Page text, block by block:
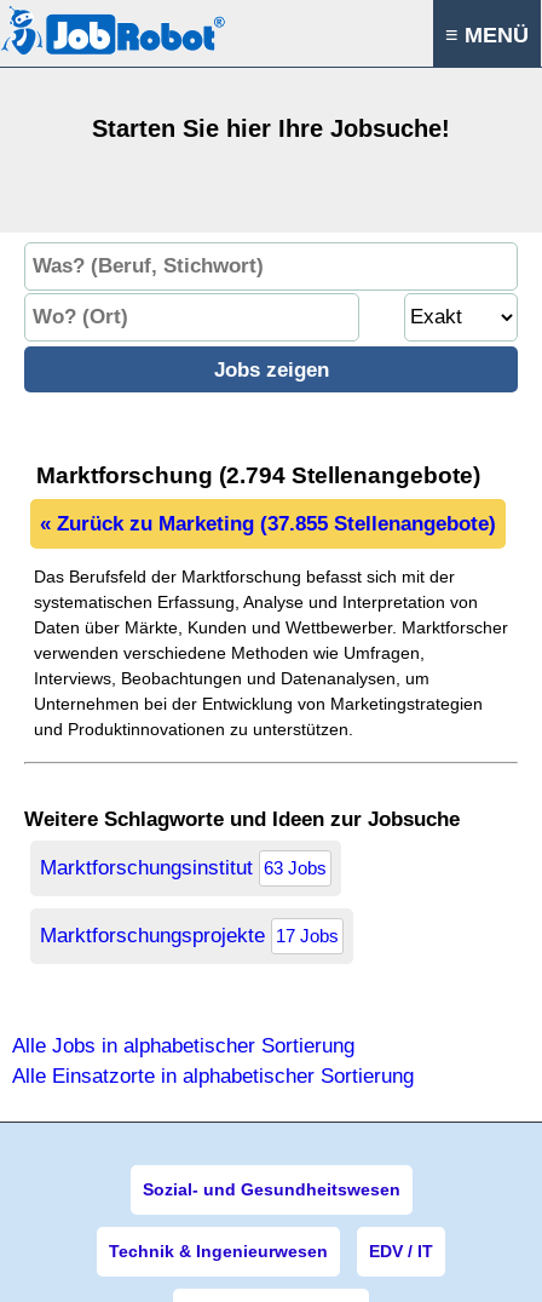
≡ MENÜ
Starten Sie hier Ihre Jobsuche!
Marktforschung (2.794 Stellenangebote)
« Zurück zu Marketing (37.855 Stellenangebote)
Das Berufsfeld der Marktforschung befasst sich mit der
systematischen Erfassung, Analyse und Interpretation von
Daten über Märkte, Kunden und Wettbewerber. Marktforscher
verwenden verschiedene Methoden wie Umfragen,
Interviews, Beobachtungen und Datenanalysen, um
Unternehmen bei der Entwicklung von Marketingstrategien
und Produktinnovationen zu unterstützen.
Weitere Schlagworte und Ideen zur Jobsuche
Marktforschungsinstitut 63 Jobs
Marktforschungsprojekte 17 Jobs
Alle Jobs in alphabetischer Sortierung
Alle Einsatzorte in alphabetischer Sortierung
Sozial- und Gesundheitswesen
Technik & Ingenieurwesen EDV / IT